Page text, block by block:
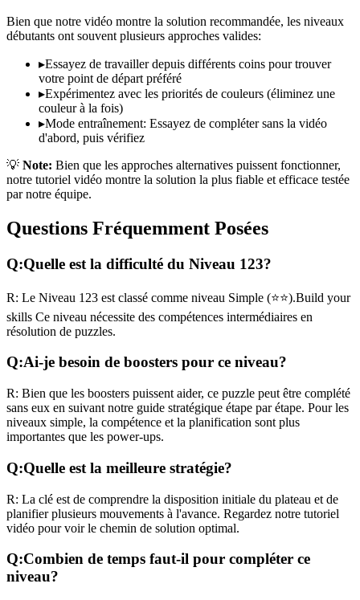
Bien que notre vidéo montre la solution recommandée, les niveaux
débutants ont souvent plusieurs approches valides:
▸Essayez de travailler depuis différents coins pour trouver
votre point de départ préféré
▸Expérimentez avec les priorités de couleurs (éliminez une
couleur à la fois)
▸Mode entraînement: Essayez de compléter sans la vidéo
d'abord, puis vérifiez
💡 Note: Bien que les approches alternatives puissent fonctionner,
notre tutoriel vidéo montre la solution la plus fiable et efficace testée
par notre équipe.
Questions Fréquemment Posées
Q:Quelle est la difficulté du Niveau 123?
R: Le Niveau 123 est classé comme niveau Simple (⭐⭐).Build your
skills Ce niveau nécessite des compétences intermédiaires en
résolution de puzzles.
Q:Ai-je besoin de boosters pour ce niveau?
R: Bien que les boosters puissent aider, ce puzzle peut être complété
sans eux en suivant notre guide stratégique étape par étape. Pour les
niveaux simple, la compétence et la planification sont plus
importantes que les power-ups.
Q:Quelle est la meilleure stratégie?
R: La clé est de comprendre la disposition initiale du plateau et de
planifier plusieurs mouvements à l'avance. Regardez notre tutoriel
vidéo pour voir le chemin de solution optimal.
Q:Combien de temps faut-il pour compléter ce
niveau?